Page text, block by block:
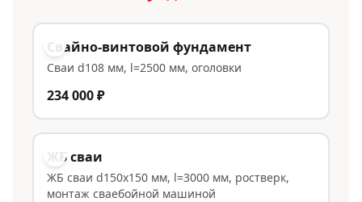
Свайно-винтовой фундамент
Сваи d108 мм, l=2500 мм, оголовки
234 000 ₽
ЖБ сваи
ЖБ сваи d150x150 мм, l=3000 мм, ростверк,
монтаж сваебойной машиной